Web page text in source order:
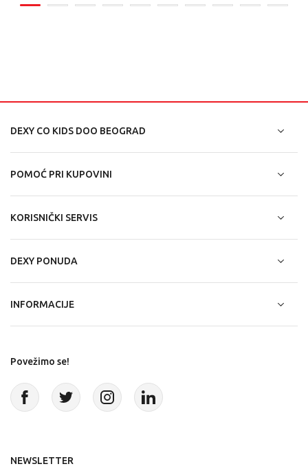
DEXY CO KIDS DOO BEOGRAD
POMOĆ PRI KUPOVINI
KORISNIČKI SERVIS
DEXY PONUDA
INFORMACIJE
Povežimo se!
NEWSLETTER